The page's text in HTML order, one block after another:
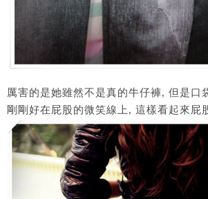
厲害的是她雖然不是真的牛仔褲, 但是口
剛剛好在屁股的微笑線上, 這樣看起來屁